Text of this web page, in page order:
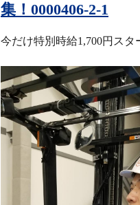
集！0000406-2-1
今だけ特別時給1,700円ス